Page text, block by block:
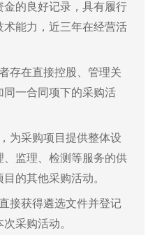
的良好记录，具有履行
能力，近三年在经营活
存在直接控股、管理关
同一合同项下的采购活
为采购项目提供整体设
监理、检测等服务的供
的其他采购活动。
接获得遴选文件并登记
采购活动。